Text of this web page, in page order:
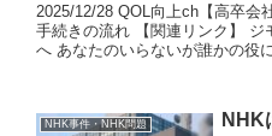
2025/12/28 QOL向上ch【高卒会
手続きの流れ 【関連リンク】 ジ
へ あなたのいらないが誰かの役
NHK事件・NHK問題 NHK